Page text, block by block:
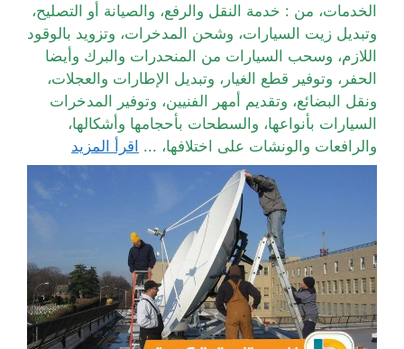
الخدمات، من : خدمة النقل والرفع، والصيانة أو التصليح،
وتبديل زيت السيارات، وشحن المدخرات، وتزويد بالوقود
اللازم، وسحب السيارات من المنحدرات والبرك وأيضا
الحفر، وتوفير قطع الغيار، وتبديل الإطارات والعجلات،
ونقل البضائع، وتقديم أمهر الفنيين، وتوفير المدخرات
السيارات بأنواعها، والسطحات بأحجامها وأشكالها،
والرافعات والونشات على اختلافها، ... اقرأ المزيد